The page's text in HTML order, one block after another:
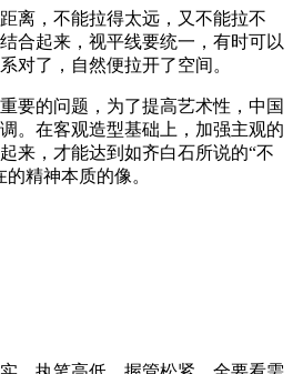
，不能拉得太远，又不能拉不
合起来，视平线要统一，有时可以
对了，自然便拉开了空间。
的问题，为了提高艺术性，中国
。在客观造型基础上，加强主观的
来，才能达到如齐白石所说的“不
精神本质的像。